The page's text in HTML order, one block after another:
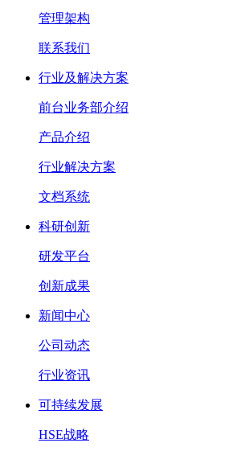
管理架构
联系我们
行业及解决方案
前台业务部介绍
产品介绍
行业解决方案
文档系统
科研创新
研发平台
创新成果
新闻中心
公司动态
行业资讯
可持续发展
HSE战略